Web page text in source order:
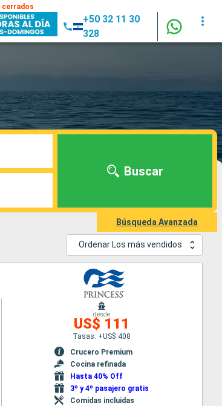
cerrados
+50 32 11 30
328
Buscar
Búsqueda Avanzada
Ordenar Los más vendidos
desde
US$ 111
Tasas: +US$ 408
Crucero Premium
Cocina refinada
Hasta 40% Off
3º y 4º pasajero gratis
Comidas incluidas